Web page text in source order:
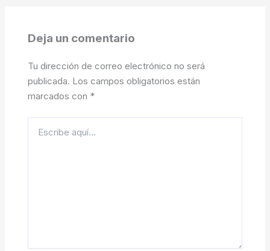
Deja un comentario
Tu dirección de correo electrónico no será
publicada. Los campos obligatorios están
marcados con *
aquí...